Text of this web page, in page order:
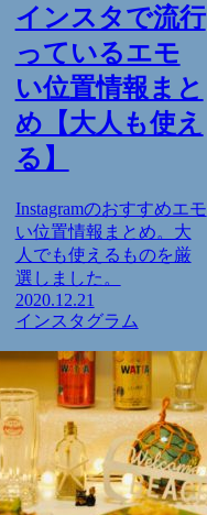
インスタで流行
っているエモ
い位置情報まと
め【大人も使え
る】
Instagramのおすすめエモ
い位置情報まとめ。大
人でも使えるものを厳
選しました。
2020.12.21
インスタグラム